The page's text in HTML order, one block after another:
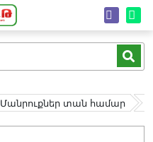
Մանրուքներ տան համար